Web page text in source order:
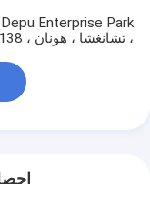
، تشانغشا ، هونان ، 410138 جمهورية الصين الشعبية